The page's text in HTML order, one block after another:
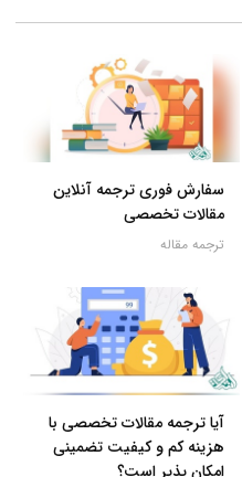
سفارش فوری ترجمه آنلاین
مقالات تخصصی
ترجمه مقاله
آیا ترجمه مقالات تخصصی با
هزینه کم و کیفیت تضمینی
امکان پذیر است؟